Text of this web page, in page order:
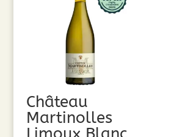
Château
Martinolles